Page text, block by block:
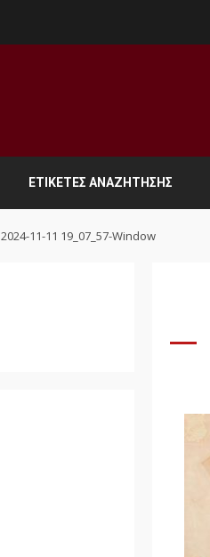
ΕΤΙΚΈΤΕΣ ΑΝΑΖΉΤΗΣΗΣ
2024-11-11 19_07_57-Window